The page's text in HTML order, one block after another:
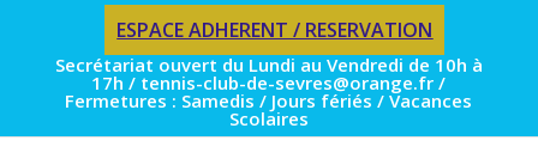
ESPACE ADHERENT / RESERVATION
Secrétariat ouvert du Lundi au Vendredi de 10h à
17h / tennis-club-de-sevres@orange.fr /
Fermetures : Samedis / Jours fériés / Vacances
Scolaires